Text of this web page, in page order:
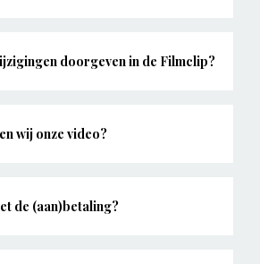
doorgeven in de Filmclip?
wij onze video?
de (aan)betaling?